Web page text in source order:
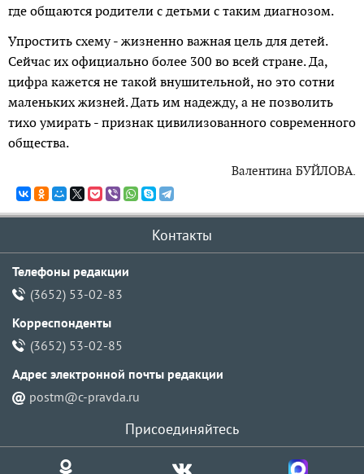
где общаются родители с детьми с таким диагнозом.
Упростить схему - жизненно важная цель для детей.
Сейчас их официально более 300 во всей стране. Да,
цифра кажется не такой внушительной, но это сотни
маленьких жизней. Дать им надежду, а не позволить
тихо умирать - признак цивилизованного современного
общества.
Валентина БУЙЛОВА.
Контакты
Телефоны редакции
(3652) 53-02-83
Корреспонденты
(3652) 53-02-85
Адрес электронной почты pедакции
postm@c-pravda.ru
Присоединяйтесь